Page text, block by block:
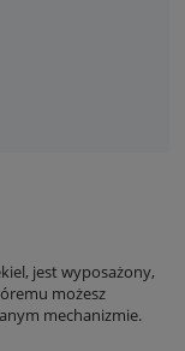
jest wyposażony,
możesz
mechanizmie.